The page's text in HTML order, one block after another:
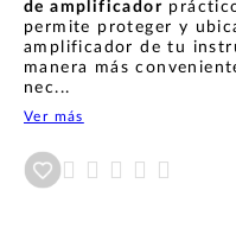
de amplificador
permite proteger y
amplificador de tu
manera más
nec...
Ver más